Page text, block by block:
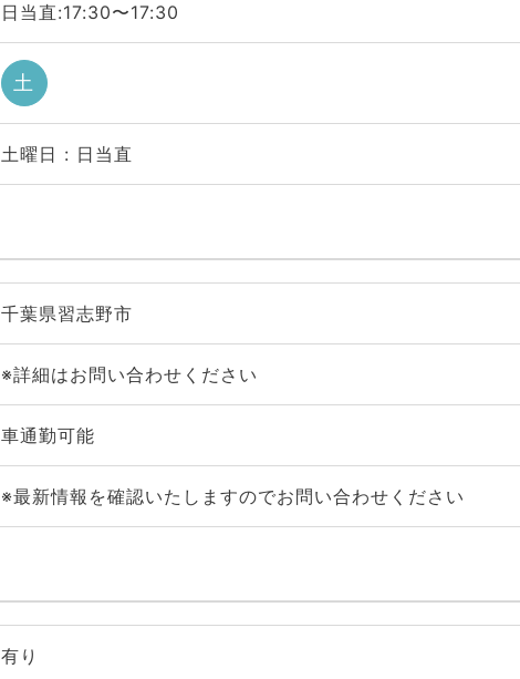
日当直:17:30〜17:30
土
土曜日 : 日当直
千葉県習志野市
※詳細はお問い合わせください
車通勤可能
※最新情報を確認いたしますのでお問い合わせください
有り